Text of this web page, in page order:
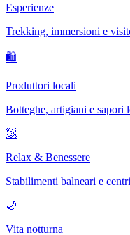
Esperienze
Trekking, immersioni e
🛍
Produttori locali
Botteghe, artigiani e sapori
🧖
Relax & Benessere
Stabilimenti balneari e
🌙
Vita notturna